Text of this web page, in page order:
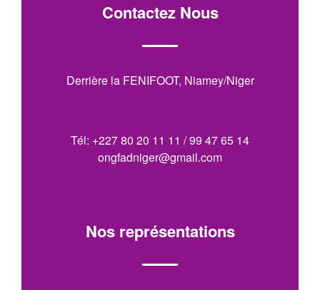
Contactez Nous
Derrière la FENIFOOT, Niamey/Niger
Tél: +227 80 20 11 11 / 99 47 65 14
ongfadniger@gmail.com
Nos représentations